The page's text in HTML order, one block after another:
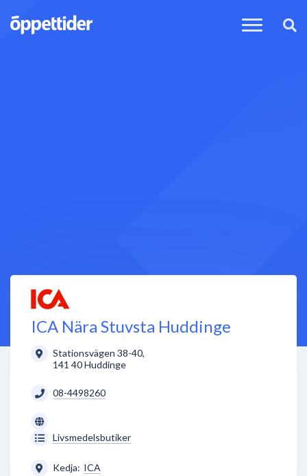
ICA Nära Stuvsta Huddinge
Stationsvägen 38-40,
141 40Huddinge
08-4498260
Livsmedelsbutiker
Kedja: ICA